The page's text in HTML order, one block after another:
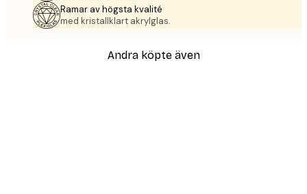
Ramar av högsta kvalité
med kristallklart akrylglas.
Andra köpte även